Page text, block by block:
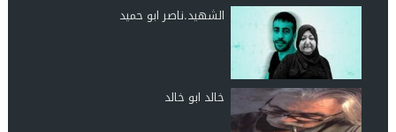
الشهيد.ناصر ابو حميد
خالد ابو خالد